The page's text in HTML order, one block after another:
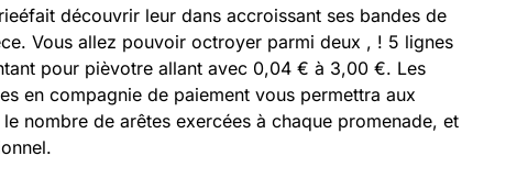
découvrir leur dans accroissant ses bandes de
Vous allez pouvoir octroyer parmi deux , ! 5 lignes
pour pièvotre allant avec 0,04 € à 3,00 €. Les
en compagnie de paiement vous permettra aux
nombre de arêtes exercées à chaque promenade, et